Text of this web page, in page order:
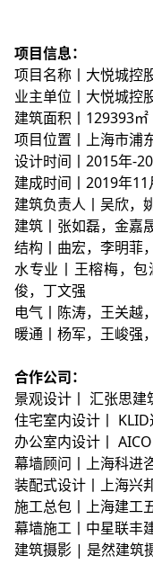
项目信息：
项目名称丨大悦城控
业主单位丨大悦城控
建筑面积丨129393㎡
项目位置丨上海市浦
设计时间丨2015年-
建成时间丨2019年11
建筑负责人丨吴欣，
建筑丨张如磊，金嘉
结构丨曲宏，李明菲
水专业丨王榕梅，
俊，丁文强
电气丨陈涛，王关越
暖通丨杨军，王峻强
合作公司：
景观设计丨 汇张思建
住宅室内设计丨
办公室内设计丨 AICO
幕墙顾问丨上海科进
装配式设计丨上海兴
施工总包丨上海建工
幕墙施工丨中星联丰
建筑摄影 | 是然建筑